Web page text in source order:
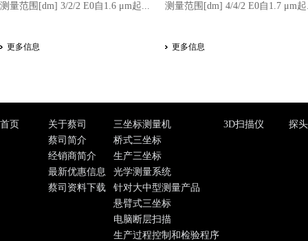
测量范围[dm] 3/2/2 E0自1.6 μm起...
更多信息
测量范围[dm] 4/4/2 E0自1.7 μm
更多信息
首页
关于蔡司
蔡司简介
经销商简介
最新优惠信息
蔡司资料下载
三坐标测量机
桥式三坐标
生产三坐标
光学测量系统
针对大中型测量产品
悬臂式三坐标
电脑断层扫描
生产过程控制和检验程序
3D扫描仪 探